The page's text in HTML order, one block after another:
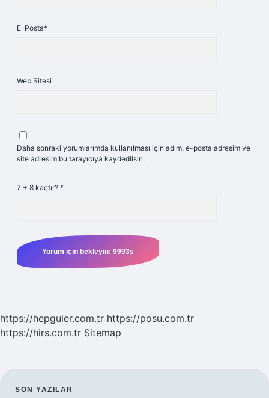
E-Posta*
Web Sitesi
Daha sonraki yorumlarımda kullanılması için adım, e-posta adresim ve
site adresim bu tarayıcıya kaydedilsin.
7 + 8 kaçtır? *
https://hepguler.com.tr https://posu.com.tr
https://hirs.com.tr Sitemap
SON YAZILAR